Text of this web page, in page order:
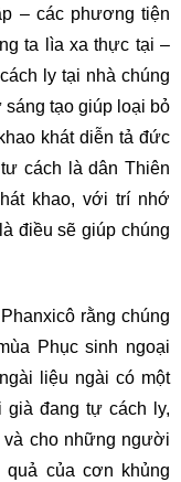
– các phương tiện
ta lìa xa thực tại –
ly tại nhà chúng
sáng tạo giúp loại bỏ
khát diễn tả đức
cách là dân Thiên
khao, với trí nhớ
điều sẽ giúp chúng
rằng chúng
Phục sinh ngoại
liệu ngài có một
đang tự cách ly,
cho những người
của cơn khủng